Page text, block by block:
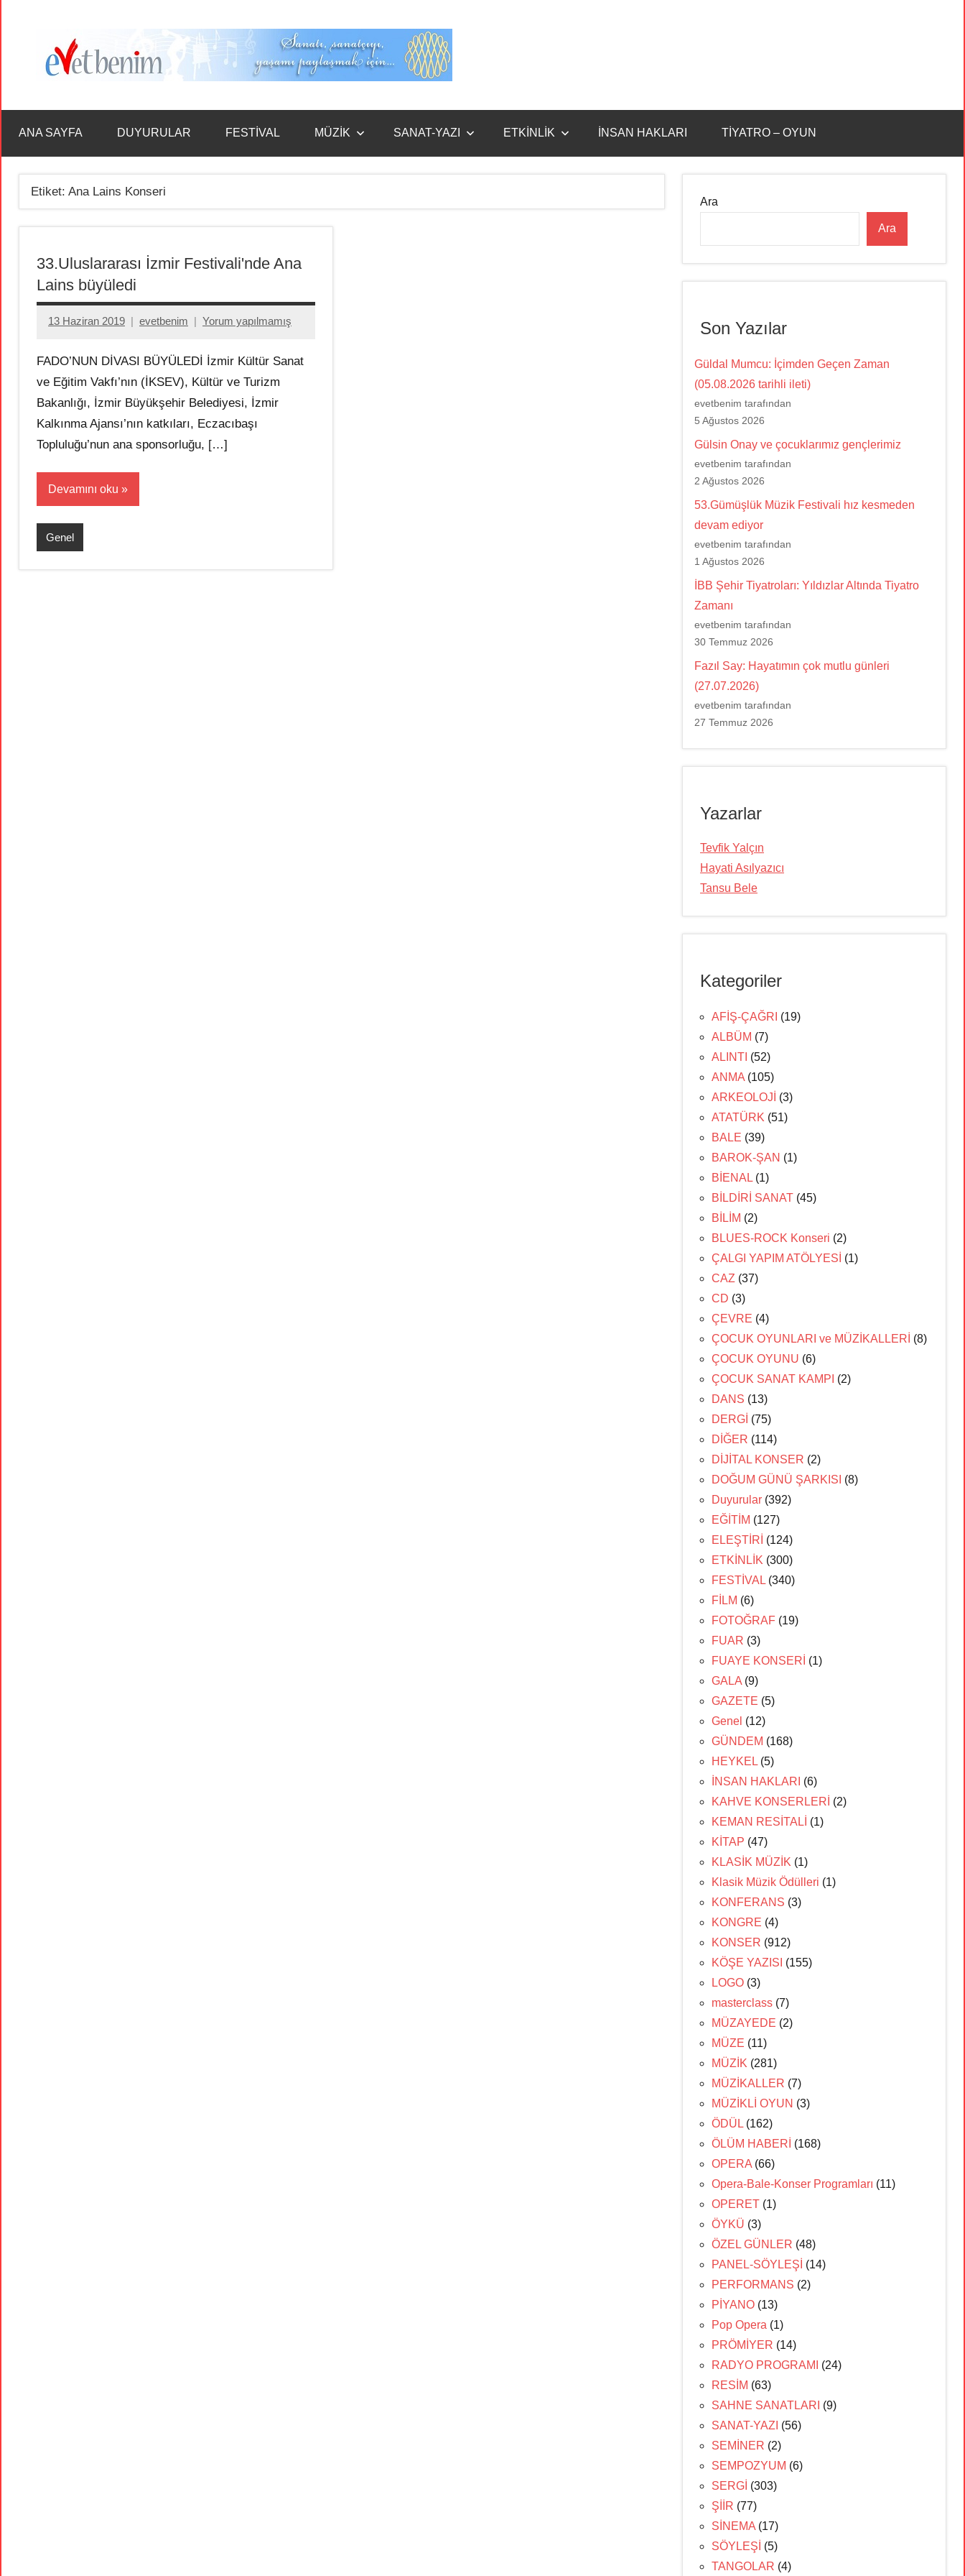
Benim
ANA SAYFA DUYURULAR FESTİVAL MÜZİK SANAT-YAZI ETKİNLİK İNSAN HAKLARI TİYATRO – OYUN
Etiket: Ana Lains Konseri
33.Uluslararası İzmir Festivali'nde Ana
Lains büyüledi
13 Haziran 2019 evetbenim Yorum yapılmamış
FADO’NUN DİVASI BÜYÜLEDİ İzmir Kültür Sanat
ve Eğitim Vakfı’nın (İKSEV), Kültür ve Turizm
Bakanlığı, İzmir Büyükşehir Belediyesi, İzmir
Kalkınma Ajansı’nın katkıları, Eczacıbaşı
Topluluğu’nun ana sponsorluğu, […]
Devamını oku
Genel
Ara
Ara
Son Yazılar
Güldal Mumcu: İçimden Geçen Zaman
(05.08.2026 tarihli ileti)
evetbenim tarafından
5 Ağustos 2026
Gülsin Onay ve çocuklarımız gençlerimiz
evetbenim tarafından
2 Ağustos 2026
53.Gümüşlük Müzik Festivali hız kesmeden
devam ediyor
evetbenim tarafından
1 Ağustos 2026
İBB Şehir Tiyatroları: Yıldızlar Altında Tiyatro
Zamanı
evetbenim tarafından
30 Temmuz 2026
Fazıl Say: Hayatımın çok mutlu günleri
(27.07.2026)
evetbenim tarafından
27 Temmuz 2026
Yazarlar
Tevfik Yalçın
Hayati Asılyazıcı
Tansu Bele
Kategoriler
AFİŞ-ÇAĞRI (19)
ALBÜM (7)
ALINTI (52)
ANMA (105)
ARKEOLOJİ (3)
ATATÜRK (51)
BALE (39)
BAROK-ŞAN (1)
BİENAL (1)
BİLDİRİ SANAT (45)
BİLİM (2)
BLUES-ROCK Konseri (2)
ÇALGI YAPIM ATÖLYESİ (1)
CAZ (37)
CD (3)
ÇEVRE (4)
ÇOCUK OYUNLARI ve MÜZİKALLERİ (8)
ÇOCUK OYUNU (6)
ÇOCUK SANAT KAMPI (2)
DANS (13)
DERGİ (75)
DİĞER (114)
DİJİTAL KONSER (2)
DOĞUM GÜNÜ ŞARKISI (8)
Duyurular (392)
EĞİTİM (127)
ELEŞTİRİ (124)
ETKİNLİK (300)
FESTİVAL (340)
FİLM (6)
FOTOĞRAF (19)
FUAR (3)
FUAYE KONSERİ (1)
GALA (9)
GAZETE (5)
Genel (12)
GÜNDEM (168)
HEYKEL (5)
İNSAN HAKLARI (6)
KAHVE KONSERLERİ (2)
KEMAN RESİTALİ (1)
KİTAP (47)
KLASİK MÜZİK (1)
Klasik Müzik Ödülleri (1)
KONFERANS (3)
KONGRE (4)
KONSER (912)
KÖŞE YAZISI (155)
LOGO (3)
masterclass (7)
MÜZAYEDE (2)
MÜZE (11)
MÜZİK (281)
MÜZİKALLER (7)
MÜZİKLİ OYUN (3)
ÖDÜL (162)
ÖLÜM HABERİ (168)
OPERA (66)
Opera-Bale-Konser Programları (11)
OPERET (1)
ÖYKÜ (3)
ÖZEL GÜNLER (48)
PANEL-SÖYLEŞİ (14)
PERFORMANS (2)
PİYANO (13)
Pop Opera (1)
PRÖMİYER (14)
RADYO PROGRAMI
(24)
RESİM (63)
SAHNE SANATLARI (9)
SANAT-YAZI (56)
SEMİNER (2)
SEMPOZYUM (6)
SERGİ (303)
ŞİİR (77)
SİNEMA (17)
SÖYLEŞİ (5)
TANGOLAR (4)